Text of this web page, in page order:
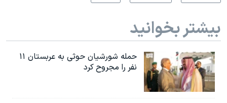
بیشتر بخوانید
حمله شورشیان حوثی به عربستان ۱۱
نفر را مجروح کرد